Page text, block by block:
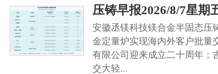
压铸早报2026/8/7星期
安徽丞镁科技镁合金半固态压
金定量炉实现海内外客户批量
有限公司迎来成立二十周年；
交大轻...